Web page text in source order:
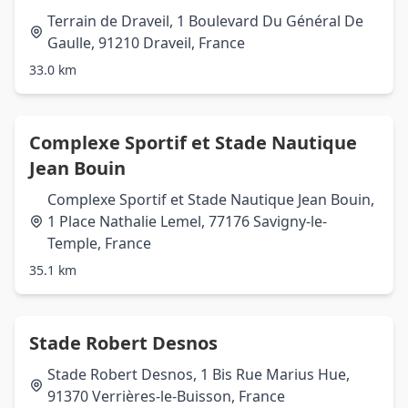
Terrain de Draveil, 1 Boulevard Du Général De
Gaulle, 91210 Draveil, France
33.0 km
Complexe Sportif et Stade Nautique
Jean Bouin
Complexe Sportif et Stade Nautique Jean Bouin,
1 Place Nathalie Lemel, 77176 Savigny-le-
Temple, France
35.1 km
Stade Robert Desnos
Stade Robert Desnos, 1 Bis Rue Marius Hue,
91370 Verrières-le-Buisson, France